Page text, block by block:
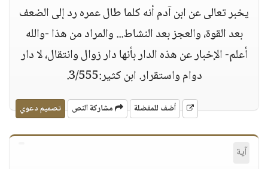
يخبر تعالى عن ابن آدم أنه كلما طال عمره رد إلى الضعف
بعد القوة، والعجز بعد النشاط... والمراد من هذا -والله
أعلم- الإخبار عن هذه الدار بأنها دار زوال وانتقال، لا دار
دوام واستقرار. ابن كثير:3/555.
أضف للمفضلة مشاركة النص تصميم دعوي
آية